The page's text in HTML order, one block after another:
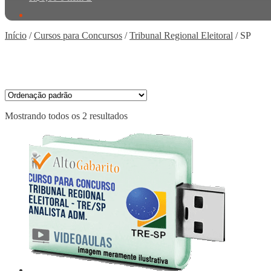
Início /Cursos para Concursos /Tribunal Regional Eleitoral / SP
Mostrando todos os 2 resultados